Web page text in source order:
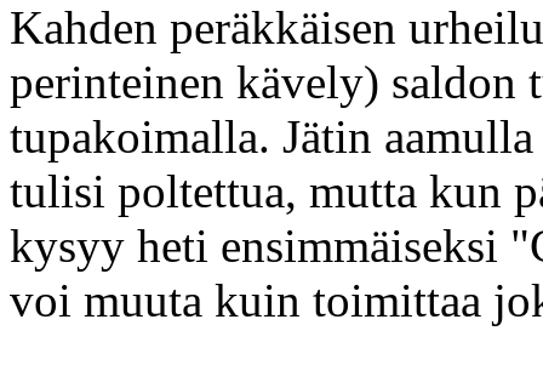
Kahden peräkkäisen
perinteinen kävely) saldon
tupakoimalla. Jätin
tulisi poltettua, mutta kun
kysyy heti ensimmäiseksi
voi muuta kuin toimittaa